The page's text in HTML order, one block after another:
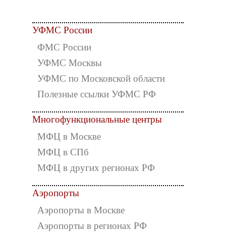
УФМС России
ФМС России
УФМС Москвы
УФМС по Московской области
Полезные ссылки УФМС РФ
Многофункциональные центры
МФЦ в Москве
МФЦ в СПб
МФЦ в других регионах РФ
Аэропорты
Аэропорты в Москве
Аэропорты в регионах РФ